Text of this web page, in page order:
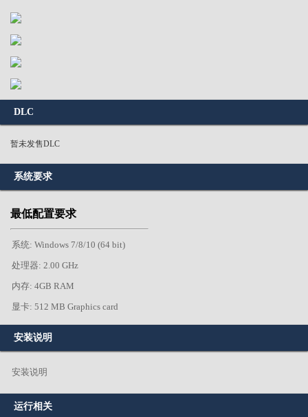
DLC
暂未发售DLC
系统要求
最低配置要求
系统: Windows 7/8/10 (64 bit)
处理器: 2.00 GHz
内存: 4GB RAM
显卡: 512 MB Graphics card
安装说明
安装说明
运行相关